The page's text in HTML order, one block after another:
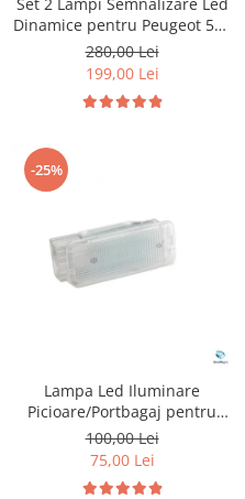
Dinamice pentru Peugeot 508
& Citroen C4
280,00 Lei
199,00 Lei
-25%
Lampa Led Iluminare
Picioare/Portbagaj pentru
Peugeot si Citroen
100,00 Lei
75,00 Lei